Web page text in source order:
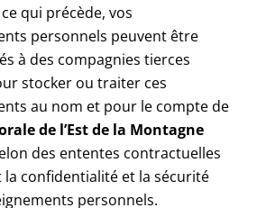
qui précède, vos
personnels peuvent être
à des compagnies tierces
stocker ou traiter ces
au nom et pour le compte de
de l’Est de la Montagne
des ententes contractuelles
la confidentialité et la sécurité
personnels.